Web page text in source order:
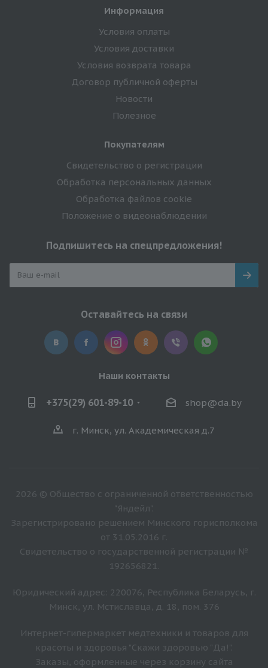
Информация
Условия оплаты
Условия доставки
Условия возврата товара
Договор публичной оферты
Новости
Полезное
Покупателям
Свидетельство о регистрации
Обработка персональных данных
Обработка файлов cookie
Положение о видеонаблюдении
Подпишитесь на спецпредложения!
Оставайтесь на связи
Наши контакты
+375(29) 601-89-10 shop@da.by
г. Минск, ул. Академическая д.7
2026 © Общество с ограниченной ответственностью
"Яндейл".
Зарегистрировано решением Минского горисполкома
от 31.05.2016 г.
Свидетельство о государственной регистрации №
192656821.
Юридический адрес: 220076, Республика Беларусь, г.
Минск, ул. Мстиславца, д. 18, пом. 376
Интернет-гипермаркет медтехники и товаров для
красоты и здоровья "Скажи здоровью "Да!".
Заказы, оформленные через корзину сайта